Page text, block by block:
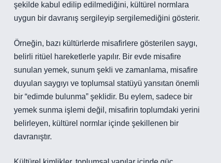
şekilde kabul edilip edilmediğini, kültürel normlara
uygun bir davranış sergileyip sergilemediğini gösterir.
Örneğin, bazı kültürlerde misafirlere gösterilen saygı,
belirli ritüel hareketlerle yapılır. Bir evde misafire
sunulan yemek, sunum şekli ve zamanlama, misafire
duyulan saygıyı ve toplumsal statüyü yansıtan önemli
bir “edimde bulunma” şeklidir. Bu eylem, sadece bir
yemek sunma işlemi değil, misafirin toplumdaki yerini
belirleyen, kültürel normlar içinde şekillenen bir
davranıştır.